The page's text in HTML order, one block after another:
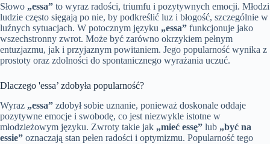
Słowo „essa” to wyraz radości, triumfu i pozytywnych emocji. Młodzi
ludzie często sięgają po nie, by podkreślić luz i błogość, szczególnie w
luźnych sytuacjach. W potocznym języku „essa” funkcjonuje jako
wszechstronny zwrot. Może być zarówno okrzykiem pełnym
entuzjazmu, jak i przyjaznym powitaniem. Jego popularność wynika z
prostoty oraz zdolności do spontanicznego wyrażania uczuć.
Dlaczego 'essa’ zdobyła popularność?
Wyraz „essa” zdobył sobie uznanie, ponieważ doskonale oddaje
pozytywne emocje i swobodę, co jest niezwykle istotne w
młodzieżowym języku. Zwroty takie jak „mieć essę” lub „być na
essie” oznaczają stan pełen radości i optymizmu. Popularność tego